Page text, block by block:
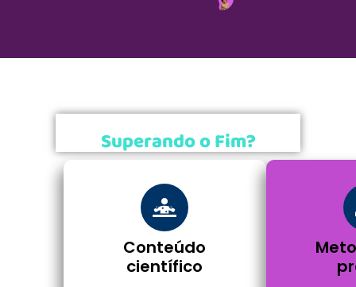
Por Que Comprar o E-Book
Superando o Fim?
Conteúdo
científico